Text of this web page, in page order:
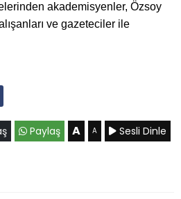
akademisyenler, Özsoy
ve gazeteciler ile
Paylaş A A Sesli Dinle